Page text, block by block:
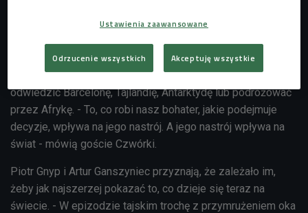
W grze do wyboru mamy cztery główne historie
opowiadane przez czworo podróżników oraz powiązane z
nimi krótkie opowieści. Uczestnik rozgrywki może
odwiedzić Barcelonę, Tajlandię, Antarktydę lub podróżować
przez Afrykę. - To, co robi nasz bohater, jakie podejmuje
decyzje, wpływa na jego nastrój. A jego nastrój wpływa na
świat - mówią goście Czwórki.
Piotr Gnyp i Artur Ganszyniec przyznają, że zależało im,
żeby jak najszerzej pokazać to, co dzieje się teraz na
świecie. - W epizodzie tajskim trochę z przymrużeniem oka
Ustawienia zaawansowane
Odrzucenie wszystkich Akceptuję wszystkie